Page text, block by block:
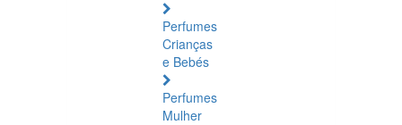
Perfumes
Crianças
e Bebés
Perfumes
Mulher